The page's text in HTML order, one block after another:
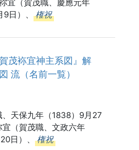
宜（賀茂職、慶應元年
9日）、権祝
茂袮宜神主系図』解
流（名前一覧）
、天保九年（1838）9月27
宜（賀茂職、文政六年
20日）、権祝